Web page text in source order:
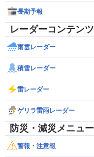
長期予報
レーダーコンテンツ
雨雲レーダー
積雪レーダー
雷レーダー
ゲリラ雷雨レーダー
防災・減災メニュー
警報・注意報